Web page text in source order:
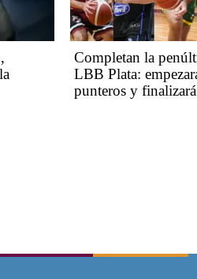
Completan la
LBB Plata:
punteros y